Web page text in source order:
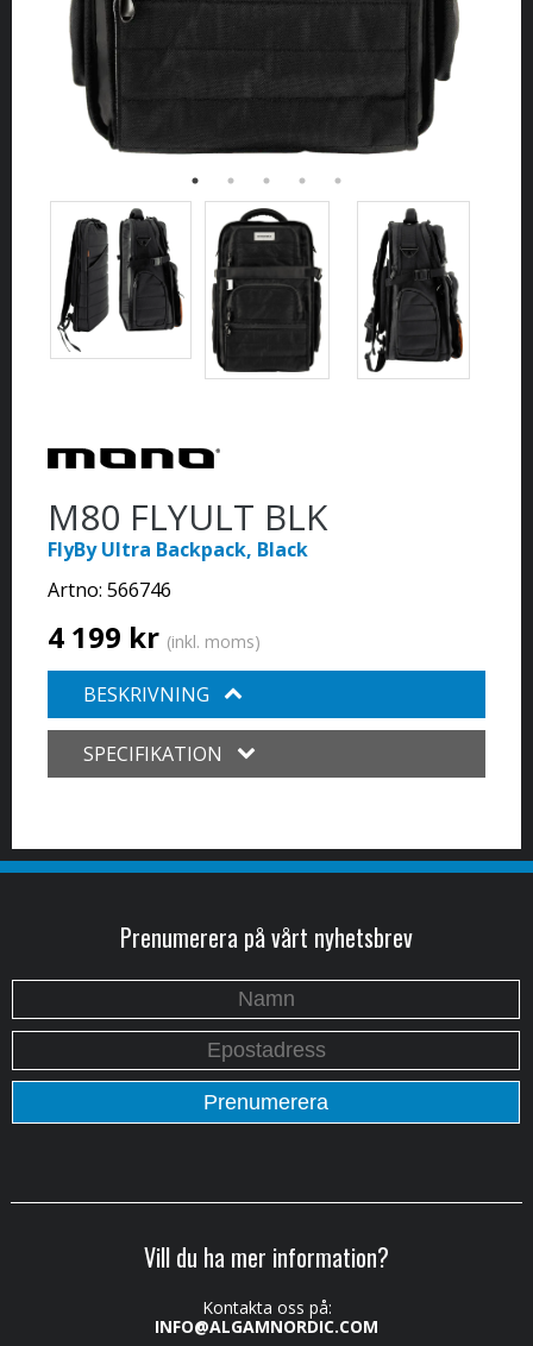
M80 FLYULT BLK
FlyBy Ultra Backpack, Black
Artno: 566746
4 199 kr (inkl. moms)
BESKRIVNING
SPECIFIKATION
Prenumerera på vårt nyhetsbrev
Vill du ha mer information?
Kontakta oss på:
INFO@ALGAMNORDIC.COM